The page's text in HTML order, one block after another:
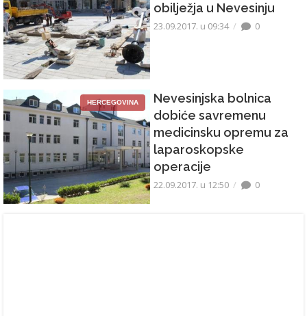
obilježja u Nevesinju
23.09.2017. u 09:34 0
HERCEGOVINA
Nevesinjska bolnica
dobiće savremenu
medicinsku opremu za
laparoskopske
operacije
22.09.2017. u 12:50 0